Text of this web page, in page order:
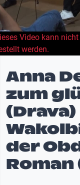
Video kann
werden.
Anna
zum
der
Roman